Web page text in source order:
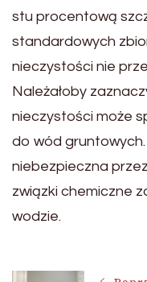
stu procentową
standardowych
nieczystości nie
Należałoby
nieczystości może
do wód
niebezpieczna
związki chemiczne
wodzie.